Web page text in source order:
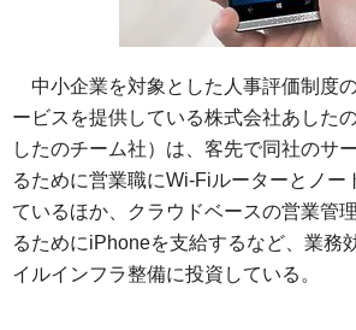
中小企業を対象とした人事評価制度
ービスを提供している株式会社あした
したのチーム社）は、客先で同社のサ
るために営業職にWi-Fiルーターとノー
ているほか、クラウドベースの営業管
るためにiPhoneを支給するなど、業務
イルインフラ整備に投資している。